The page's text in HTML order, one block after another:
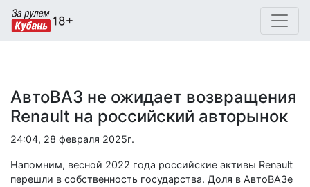
АвтоВАЗ не ожидает возвращения
Renault на российский авторынок
24:04, 28 февраля 2025г.
Напомним, весной 2022 года российские активы Renault
перешли в собственность государства. Доля в АвтоВАЗе